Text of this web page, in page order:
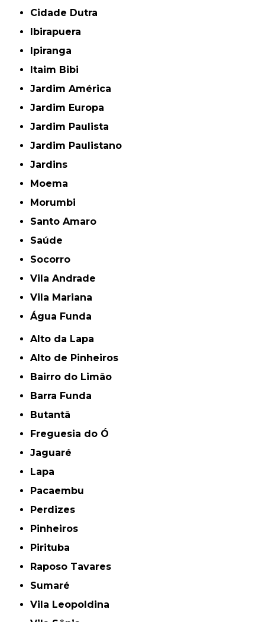
Cidade Dutra
Ibirapuera
Ipiranga
Itaim Bibi
Jardim América
Jardim Europa
Jardim Paulista
Jardim Paulistano
Jardins
Moema
Morumbi
Santo Amaro
Saúde
Socorro
Vila Andrade
Vila Mariana
Água Funda
Alto da Lapa
Alto de Pinheiros
Bairro do Limão
Barra Funda
Butantã
Freguesia do Ó
Jaguaré
Lapa
Pacaembu
Perdizes
Pinheiros
Pirituba
Raposo Tavares
Sumaré
Vila Leopoldina